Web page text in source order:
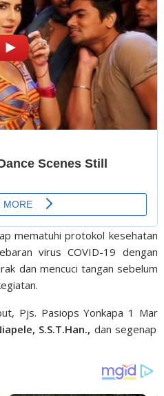
mematuhi protokol kesehatan
virus COVID-19 dengan
dan mencuci tangan sebelum
Pjs. Pasiops Yonkapa 1 Mar
S.S.T.Han., dan segenap